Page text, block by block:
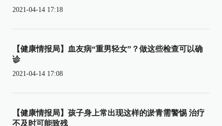
2021-04-14 17:18
【健康情报局】血友病“重男轻女”？做这些检查可以确
诊
2021-04-14 17:08
【健康情报局】孩子身上常出现这样的淤青需警惕 治疗
不及时可能致残